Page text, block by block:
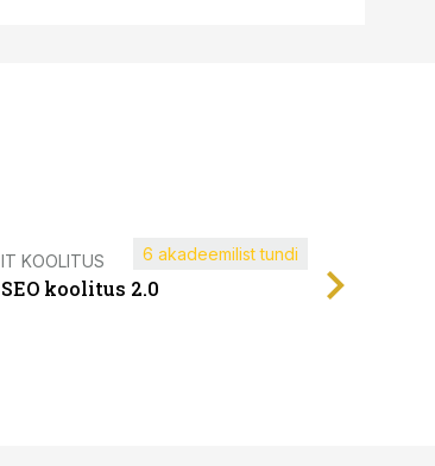
IT KOOLITUS
SEO koolitus 2.0
6 akadeemilist tundi